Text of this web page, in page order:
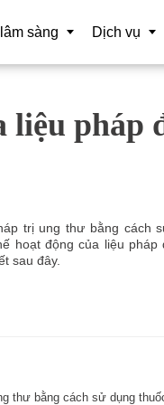
sàng Dịch vụ
Tổ chức sự
Thông tin
liệu pháp
trị ung thư bằng cách
hoạt động của liệu pháp
sau đây.
thư bằng cách sử dụng